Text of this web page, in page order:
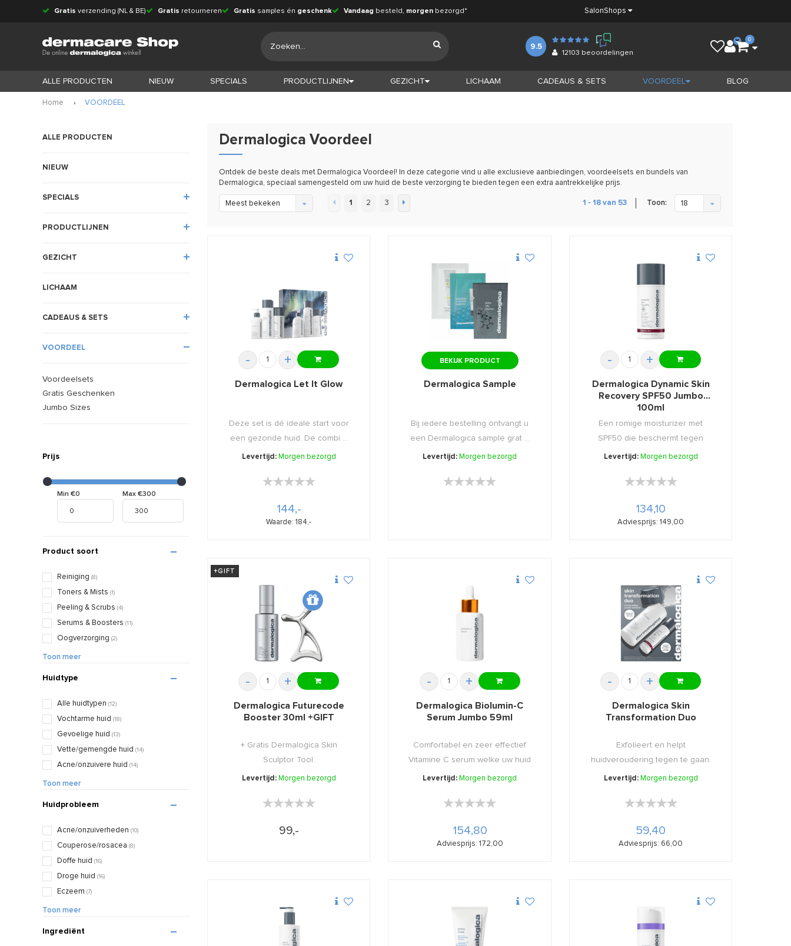
Gratis verzending (NL & BE) Gratis retourneren Gratis samples én geschenk Vandaag besteld, morgen bezorgd* SalonShops
9.5
12103 beoordelingen
0
ALLE PRODUCTEN NIEUW SPECIALS PRODUCTLIJNEN GEZICHT LICHAAM CADEAUS & SETS VOORDEEL BLOG
Home VOORDEEL
ALLE PRODUCTEN
NIEUW
SPECIALS
PRODUCTLIJNEN
GEZICHT
LICHAAM
CADEAUS & SETS
VOORDEEL
Voordeelsets
Gratis Geschenken
Jumbo Sizes
Prijs
Min €0 Max €300
Product soort
Reiniging (8)
Toners & Mists (1)
Peeling & Scrubs (4)
Serums & Boosters (11)
Oogverzorging (2)
Crème/moisturizer
Maskers
Target Treatment
Primers
Travel Sizes (4)
Sets (19)
Accessoires
Toon meer
Huidtype
Alle huidtypen (12)
Vochtarme huid (18)
Gevoelige huid (13)
Vette/gemengde huid (14)
Acne/onzuivere huid (14)
Rijpe huid
Toon meer
Huidprobleem
Acne/onzuiverheden (10)
Couperose/rosacea (8)
Doffe huid (16)
Droge huid (16)
Eczeem (7)
Irritatie/roodheid
Toon meer
Ingrediënt
Dermalogica Voordeel
Ontdek de beste deals met Dermalogica Voordeel! In deze categorie vind u alle exclusieve aanbiedingen, voordeelsets en bundels van
Dermalogica, speciaal samengesteld om uw huid de beste verzorging te bieden tegen een extra aantrekkelijke prijs.
Meest bekeken 1 2 3 1 - 18 van 53 Toon: 18
- +
Dermalogica Let It Glow
Deze set is dé ideale start voor
een gezonde huid. De combi ...
Levertijd: Morgen bezorgd
★★★★★
★★★★★
144,-
Waarde: 184,-
BEKIJK PRODUCT
Dermalogica Sample
Bij iedere bestelling ontvangt u
een Dermalogica sample grat ...
Levertijd: Morgen bezorgd
★★★★★
★★★★★
- +
Dermalogica Dynamic Skin
Recovery SPF50 Jumbo
100ml
Een romige moisturizer met
SPF50 die beschermt tegen
huidver ...
Levertijd: Morgen bezorgd
★★★★★
★★★★★
134,10
Adviesprijs: 149,00
+GIFT
- +
Dermalogica Futurecode
Booster 30ml +GIFT
+ Gratis Dermalogica Skin
Sculptor Tool.
Levertijd: Morgen bezorgd
★★★★★
★★★★★
99,-
- +
Dermalogica Biolumin-C
Serum Jumbo 59ml
Comfortabel en zeer effectief
Vitamine C serum welke uw huid
...
Levertijd: Morgen bezorgd
★★★★★
★★★★★
154,80
Adviesprijs: 172,00
- +
Dermalogica Skin
Transformation Duo
Exfolieert en helpt
huidveroudering tegen te gaan.
Set met D ...
Levertijd: Morgen bezorgd
★★★★★
★★★★★
59,40
Adviesprijs: 66,00